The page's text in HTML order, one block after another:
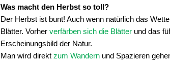
Was macht den Herbst so toll?
Der Herbst ist bunt! Auch wenn natürlich das
Blätter. Vorher verfärben sich die Blätter und das
Erscheinungsbild der Natur.
Man wird direkt zum Wandern und Spazieren